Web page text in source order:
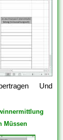
Und
Müssen